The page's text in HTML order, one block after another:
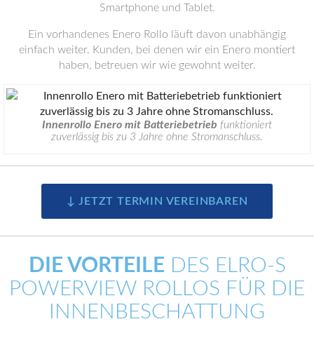
Smartphone und Tablet.
Ein vorhandenes Enero Rollo läuft davon unabhängig
einfach weiter. Kunden, bei denen wir ein Enero montiert
haben, betreuen wir wie gewohnt weiter.
Innenrollo Enero mit Batteriebetrieb funktioniert
zuverlässig bis zu 3 Jahre ohne Stromanschluss.
↓ JETZT TERMIN VEREINBAREN
DIE VORTEILE DES ELRO-S
POWERVIEW ROLLOS FÜR DIE
INNENBESCHATTUNG